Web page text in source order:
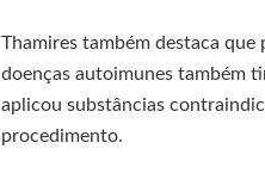
Thamires também destaca
doenças autoimunes também
aplicou substâncias
procedimento.